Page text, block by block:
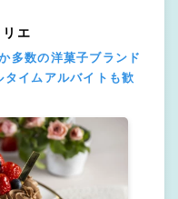
エ
多数の洋菓子ブランド
イムアルバイトも歓